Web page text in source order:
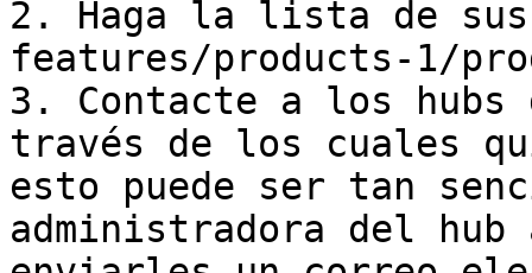
2. Haga la lista de
features/products-1/
3. Contacte a los hubs
través de los cuales
esto puede ser tan
administradora del